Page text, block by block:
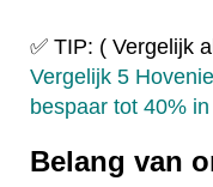
✅ TIP: ( Vergelijk
Vergelijk 5
bespaar tot 40%
Belang van